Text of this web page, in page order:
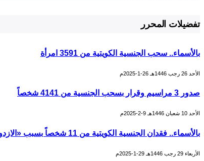
تفضيلات المحرر
بالأسماء.. سحب الجنسية الكويتية من 3591 امرأة
الأحد 26 رجب 1446هـ 26-1-2025م
صدور 3 مراسيم وقرار بسحب الجنسية من 4141 شخصاً
الأحد 10 شعبان 1446هـ 9-2-2025م
بالأسماء.. فقدان الجنسية الكويتية من 11 شخصاً بسبب «الازدواجية»
الأربعاء 29 رجب 1446هـ 29-1-2025م